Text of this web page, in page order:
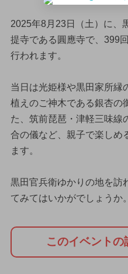
2025年8月23日（土）に、
提寺である圓應寺で、399
行われます。
当日は光姫様や黒田家所縁
植えのご神木である銀杏の
た、筑前琵琶・津軽三味線
合の儀など、親子で楽しめ
ます。
黒田官兵衛ゆかりの地を訪
てみてはいかがでしょうか。
このイベント